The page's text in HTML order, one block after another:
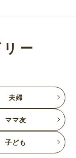
ー
夫婦
ママ友
子ども